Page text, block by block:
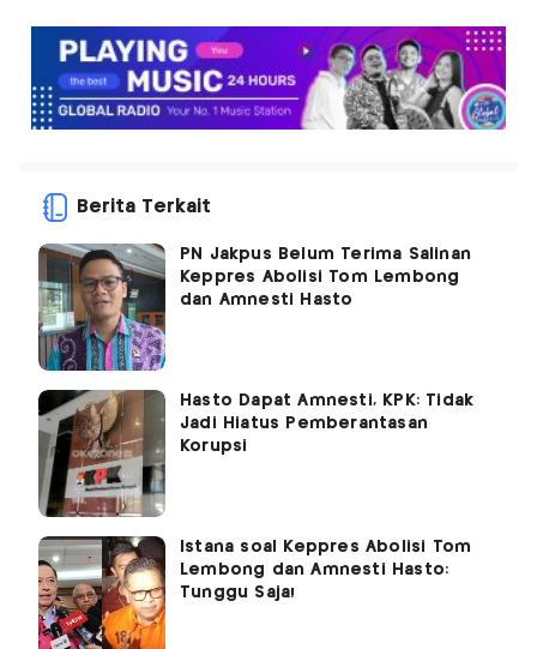
Berita Terkait
PN Jakpus Belum Terima Salinan
Keppres Abolisi Tom Lembong
dan Amnesti Hasto
Hasto Dapat Amnesti, KPK: Tidak
Jadi Hiatus Pemberantasan
Korupsi
Istana soal Keppres Abolisi Tom
Lembong dan Amnesti Hasto:
Tunggu Saja!